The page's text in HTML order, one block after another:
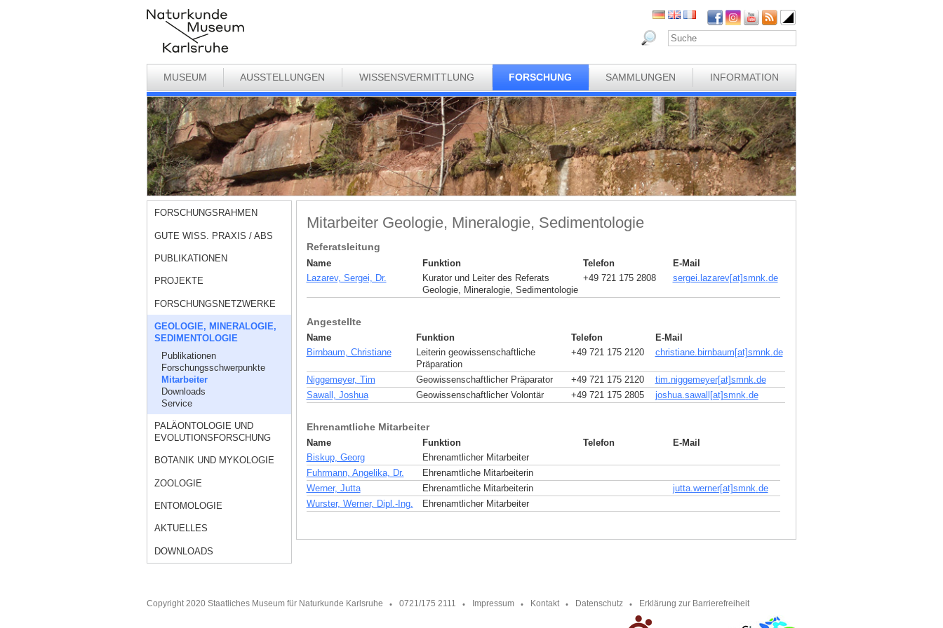
MUSEUM AUSSTELLUNGEN WISSENSVERMITTLUNG FORSCHUNG SAMMLUNGEN INFORMATION
FORSCHUNGSRAHMEN
GUTE WISS. PRAXIS / ABS
PUBLIKATIONEN
PROJEKTE
FORSCHUNGSNETZWERKE
GEOLOGIE, MINERALOGIE,
SEDIMENTOLOGIE
Publikationen
Forschungsschwerpunkte
Mitarbeiter
Downloads
Service
PALÄONTOLOGIE UND
EVOLUTIONSFORSCHUNG
BOTANIK UND MYKOLOGIE
ZOOLOGIE
ENTOMOLOGIE
AKTUELLES
DOWNLOADS
Mitarbeiter Geologie, Mineralogie, Sedimentologie
Referatsleitung
Name Funktion Telefon
E-Mail
Lazarev, Sergei, Dr.
Kurator und Leiter des Referats
Geologie, Mineralogie, Sedimentologie
+49 721 175 2808 sergei.lazarev[at]smnk de
Angestellte
Name Funktion Telefon
E-Mail
Birnbaum, Christiane
Leiterin geowissenschaftliche
Präparation
+49 721 175 2120 christiane.birnbaum[at]smnk de
Niggemeyer, Tim Geowissenschaftlicher Präparator +49 721 175 2120 tim.niggemeyer[at]smnk de
Sawall, Joshua
Geowissenschaftlicher Volontär +49 721 175 2805 joshua.sawall[at]smnk de
Ehrenamtliche Mitarbeiter
Name Funktion Telefon
E-Mail
Biskup, Georg
Ehrenamtlicher Mitarbeiter
Fuhrmann, Angelika, Dr.
Ehrenamtliche Mitarbeiterin
Werner, Jutta
Ehrenamtliche Mitarbeiterin jutta.werner[at]smnk.de
Wurster, Werner, Dipl.-Ing.
Ehrenamtlicher Mitarbeiter
Copyright 2020 Staatliches Museum für Naturkunde Karlsruhe 0721/175 2111 Impressum Kontakt Datenschutz Erklärung zur Barrierefreiheit